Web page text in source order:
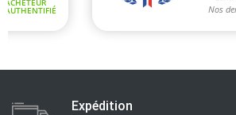
Expédition